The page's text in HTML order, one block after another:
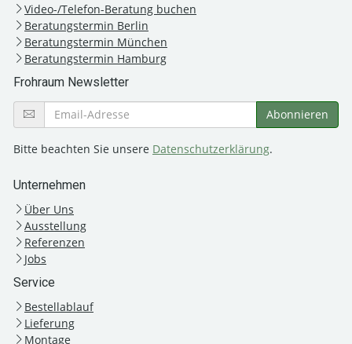
Video-/Telefon-Beratung buchen
Beratungstermin Berlin
Beratungstermin München
Beratungstermin Hamburg
Frohraum Newsletter
Bitte beachten Sie unsere Datenschutzerklärung.
Unternehmen
Über Uns
Ausstellung
Referenzen
Jobs
Service
Bestellablauf
Lieferung
Montage